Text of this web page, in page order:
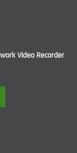
Video Recorder